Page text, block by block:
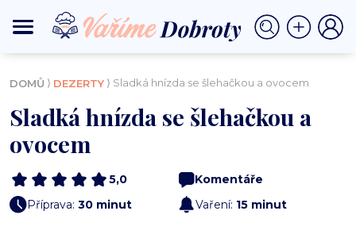
DOMŮ ⟩ DEZERTY ⟩ Sladká hnízda se šlehačkou a ovocem
Sladká hnízda se šlehačkou a
ovocem
5,0
Komentáře
Příprava: 30 minut Vaření: 15 minut